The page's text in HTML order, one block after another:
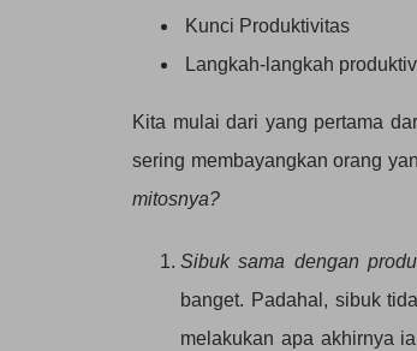
Kunci Produktivitas
Langkah-langkah
Kita mulai dari yang pertama
sering membayangkan orang
mitosnya?
Sibuk sama dengan
banget. Padahal, sibuk
melakukan apa akhirnya